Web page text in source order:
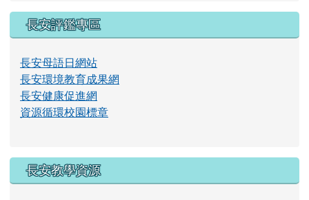
片
長安評鑑專區
長安母語日網站
長安環境教育成果網
長安健康促進網
資源循環校園標章
長安教學資源